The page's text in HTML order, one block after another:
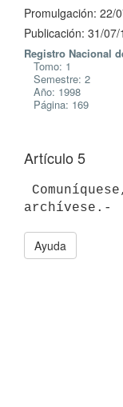
Promulgación: 22/
Publicación: 31/07/
Registro Nacional
Tomo: 1
Semestre: 2
Año: 1998
Página: 169
Artículo 5
Ayuda